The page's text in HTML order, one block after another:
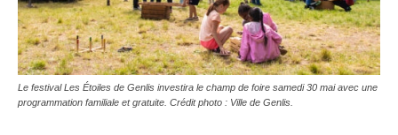
Le festival Les Étoiles de Genlis investira le champ de foire samedi 30 mai avec une
programmation familiale et gratuite. Crédit photo : Ville de Genlis.